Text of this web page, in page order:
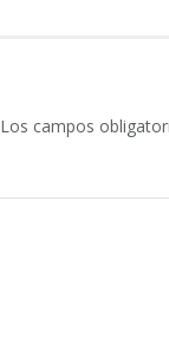
Los campos